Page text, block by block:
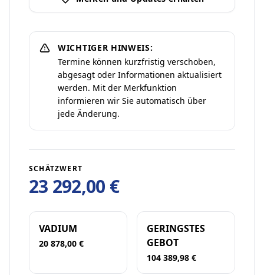
WICHTIGER HINWEIS:
Termine können kurzfristig verschoben,
abgesagt oder Informationen aktualisiert
werden. Mit der Merkfunktion
informieren wir Sie automatisch über
jede Änderung.
SCHÄTZWERT
23 292,00 €
VADIUM
20 878,00 €
GERINGSTES
GEBOT
104 389,98 €